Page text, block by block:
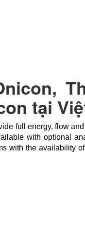
tại
full energy, flow
with optional
with the availability